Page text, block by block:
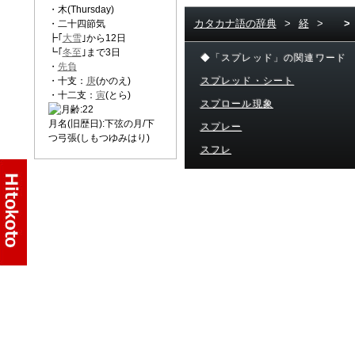
・木(Thursday)
・二十四節気
┣｢ 大雪｣から12日
┗｢ 冬至 ｣まで3日
・ 先負
・十支： 庚(かのえ)
・十二支： 寅(とら)
月名(旧歴日):下弦の月/下
つ弓張(しもつゆみはり)
カタカナ語の辞典 > 経 > >
◆「スプレッド」の関連ワード
スプレッド・シート
スプロール現象
スプレー
スフレ